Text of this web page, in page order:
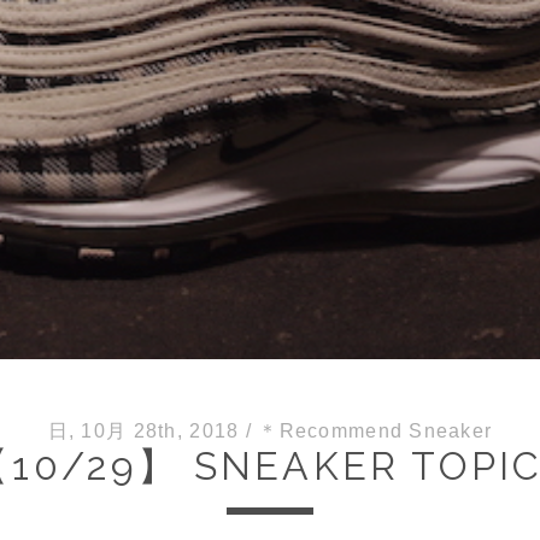
日, 10月 28th, 2018 / ＊Recommend Sneaker
10/29】 SNEAKER